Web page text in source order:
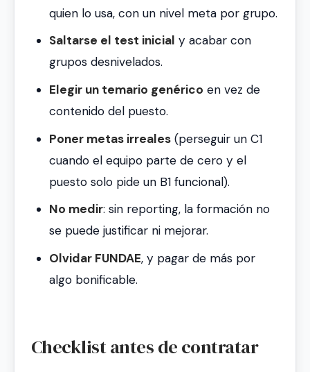
quien lo usa, con un nivel meta por grupo.
Saltarse el test inicial y acabar con
grupos desnivelados.
Elegir un temario genérico en vez de
contenido del puesto.
Poner metas irreales(perseguir un C1
cuando el equipo parte de cero y el
puesto solo pide un B1 funcional).
No medir: sin reporting, la formación no
se puede justificar ni mejorar.
Olvidar FUNDAE, y pagar de más por
algo bonificable.
Checklist antes de contratar